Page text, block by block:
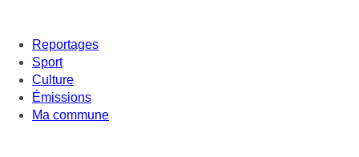
Reportages
Sport
Culture
Émissions
Ma commune